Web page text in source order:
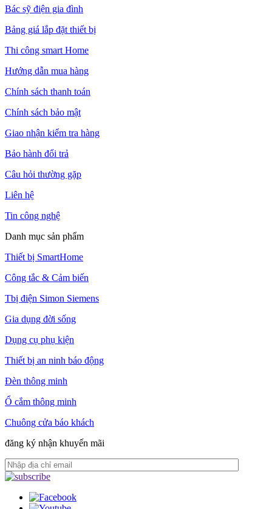
Bác sỹ điện gia đình
Bảng giá lắp đặt thiết bị
Thi công smart Home
Hướng dẫn mua hàng
Chính sách thanh toán
Chính sách bảo mật
Giao nhận kiểm tra hàng
Bảo hành đổi trả
Câu hỏi thường gặp
Liên hệ
Tin công nghệ
Danh mục sản phẩm
Thiết bị SmartHome
Công tắc & Cảm biến
Tbị điện Simon Siemens
Gia dụng đời sống
Dụng cụ phụ kiện
Thiết bị an ninh báo động
Đèn thông minh
Ổ cắm thông minh
Chuông cửa báo khách
đăng ký nhận khuyến mãi